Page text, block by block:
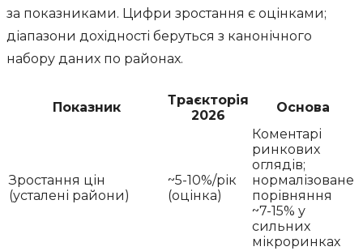
за показниками. Цифри зростання є оцінками;
діапазони дохідності беруться з канонічного
набору даних по районах.
Показник
Траєкторія
2026
Основа
Зростання цін
(усталені райони)
~5-10%/рік
(оцінка)
Коментарі
ринкових
оглядів;
нормалізоване
порівняння
~7-15% у
сильних
мікроринках